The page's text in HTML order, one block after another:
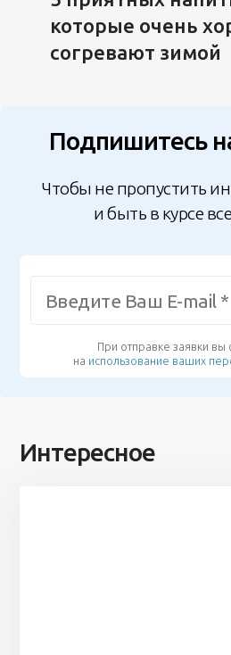
которые очень
согревают зимой
Подпишитесь
Чтобы не пропустить
и быть в курсе
При отправке заявки вы
на использование ваших
Интересное